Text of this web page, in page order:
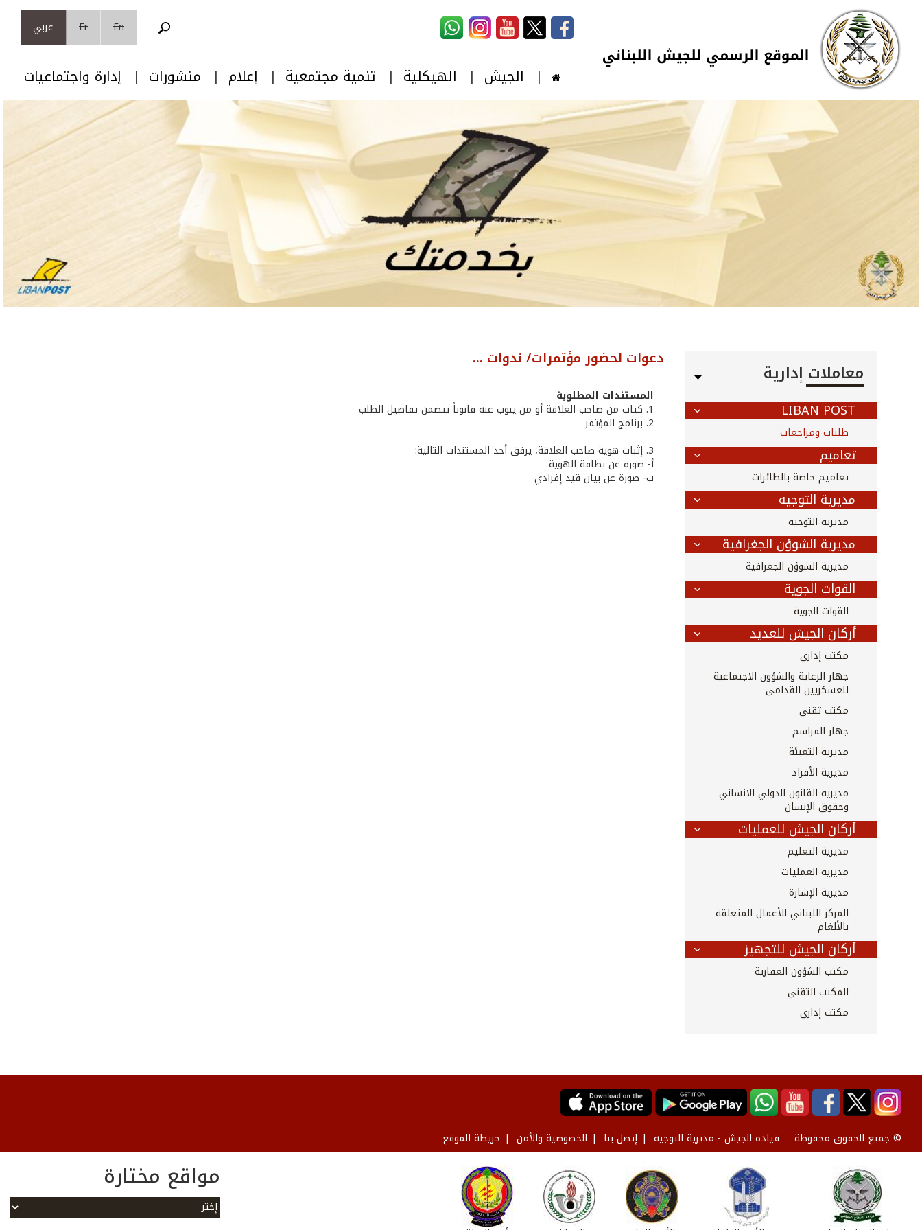
تجاوز إلى المحتوى الرئيسي
Skip to navigation
En
Fr عربي
الجيش الهيكلية تنمية مجتمعية إعلام منشورات إدارة واجتماعيات
معاملات إدارية
LIBAN POST
طلبات ومراجعات
تعاميم
تعاميم خاصة بالطائرات
مديرية التوجيه
مديرية التوجيه
مديرية الشوؤن الجغرافية
مديرية الشوؤن الجغرافية
القوات الجوية
القوات الجوية
أركان الجيش للعديد
مكتب إداري
جهاز الرعاية والشؤون الاجتماعية
للعسكريين القدامى
مكتب تقني
جهاز المراسم
مديرية التعبئة
مديرية الأفراد
مديرية القانون الدولي الانساني
وحقوق الإنسان
أركان الجيش للعمليات
مديرية التعليم
مديرية العمليات
مديرية الإشارة
المركز اللبناني للأعمال المتعلقة
بالألغام
أركان الجيش للتجهيز
مكتب الشؤون العقارية
المكتب التقني
مكتب إداري
دعوات لحضور مؤتمرات/ ندوات ...
المستندات المطلوبة
1. كتاب من صاحب العلاقة أو من ينوب عنه قانوناً يتضمن تفاصيل الطلب
2. برنامج المؤتمر
3. إثبات هوية صاحب العلاقة، يرفق أحد المستندات التالية:
أ‌- صورة عن بطاقة الهوية
ب‌- صورة عن بيان قيد إفرادي
© جميع الحقوق محفوظة قيادة الجيش - مديرية التوجيه إتصل بنا الخصوصية والأمن خريطة الموقع
مواقع مختارة